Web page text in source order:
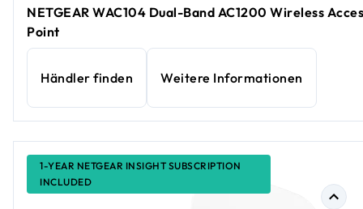
NETGEAR WAC104 Dual-Band AC1200 Wireless
Point
Händler finden Weitere Informationen
1-YEAR NETGEAR INSIGHT SUBSCRIPTION
INCLUDED